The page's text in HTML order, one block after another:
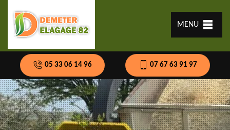
MENU
05 33 06 14 96 07 67 63 91 97